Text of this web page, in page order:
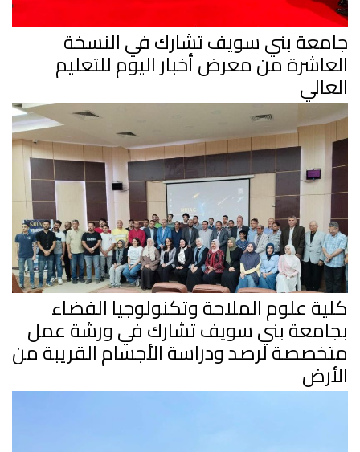
جامعة بني سويف تشارك في النسخة
العاشرة من معرض أخبار اليوم للتعليم
العالي
كلية علوم الملاحة وتكنولوجيا الفضاء
بجامعة بني سويف تشارك في ورشة عمل
متخصصة لرصد ودراسة الأجسام القريبة من
الأرض